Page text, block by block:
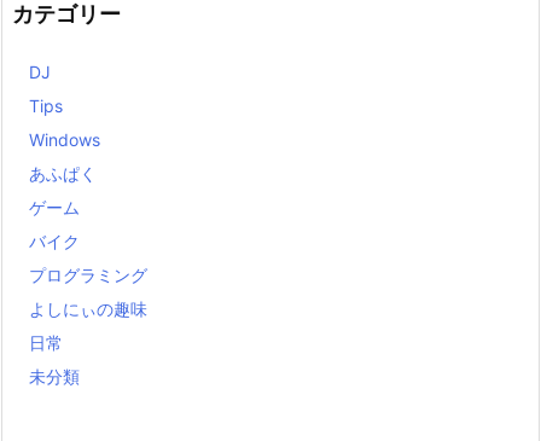
カテゴリー
DJ
Tips
Windows
あふぱく
ゲーム
バイク
プログラミング
よしにぃの趣味
日常
未分類